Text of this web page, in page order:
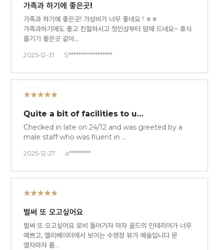
가족과 하기에 좋은곳!
가족과 하기에 좋은곳! 가성비가 너무 좋네요 ! ㅎㅎ
가족과하기에도 좋고 친절하시고 첫인상부터 맘에 드네요~ 휴식
즐기기 좋은곳 같아…
2025-12-31 S******************
★★★★★
Quite a bit of facilities to u…
Checked in late on 24/12 and was greeted by a
male staff who was fluent in …
2025-12-27 a*********
★★★★★
벌써 또 오고싶어요
벌써 또 오고싶어요 로비 들어가자 마자 골드의 인테리어가 너무
예쁘고, 엘리베이터에서 보이는 수영장 뷰가 예술입니다 문
열자마자 룸…